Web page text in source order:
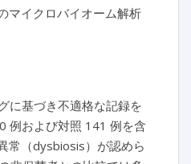
マイクロバイオーム解析
に基づき不適格な記録を
例および対照 141 例を含
常（dysbiosis）が認めら